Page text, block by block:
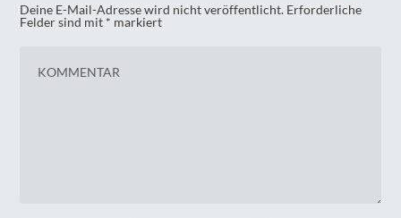
Deine E-Mail-Adresse wird nicht veröffentlicht. Erforderliche
Felder sind mit * markiert